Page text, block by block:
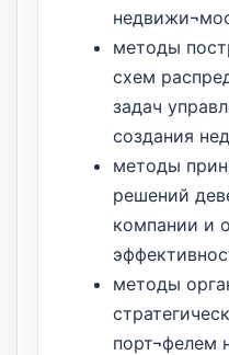
методы
схем
задач
создания
методы
решений
компании и
методы
порт¬фелем